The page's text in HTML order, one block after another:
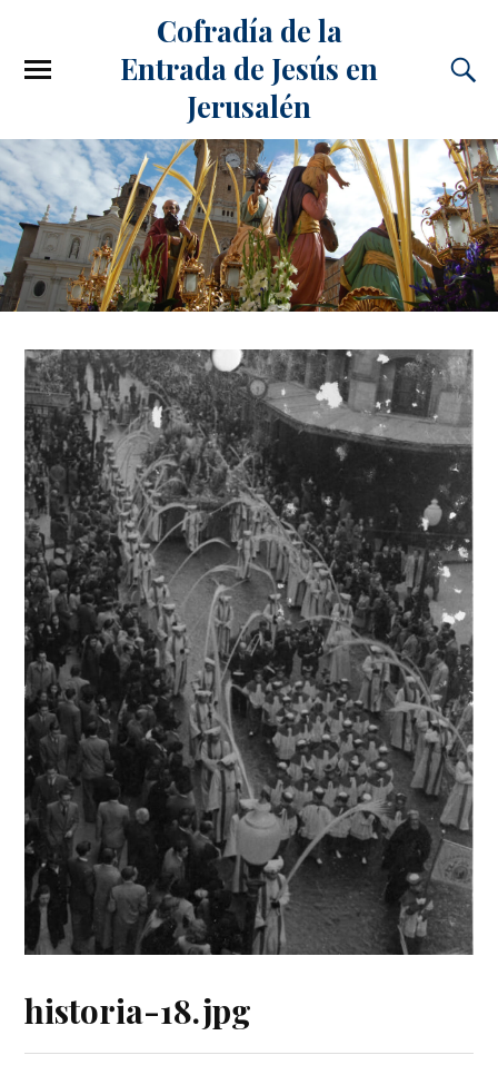
Cofradía de la
Entrada de Jesús en
Jerusalén
historia-18.jpg